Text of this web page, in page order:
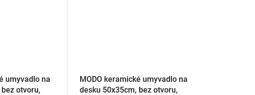
umyvadlo na
otvoru,
MODO keramické umyvadlo na
desku 50x35cm, bez otvoru,